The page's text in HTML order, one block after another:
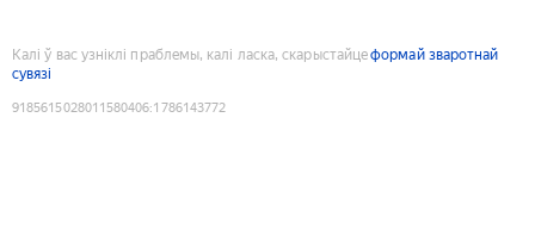
Калі ў вас узніклі праблемы, калі ласка, скарыстайцеформай зваротнай
сувязі
9185615028011580406:1786143772